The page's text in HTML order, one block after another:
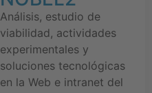
Análisis, estudio de
viabilidad, actividades
experimentales y
soluciones tecnológicas
en la Web e intranet del